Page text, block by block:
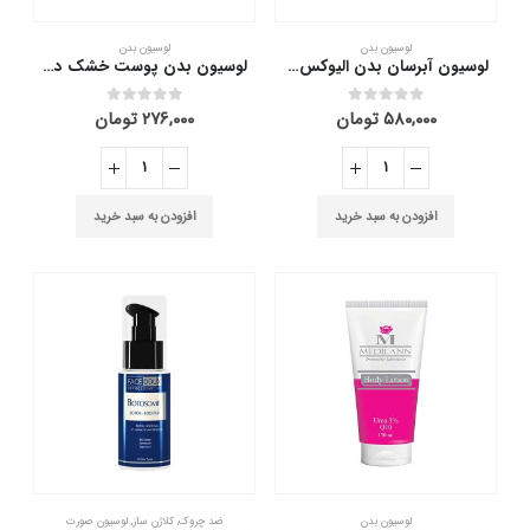
لوسیون بدن
لوسیون آبرسان بدن الیوکس 200 میلی لیتر
۵۸۰,۰۰۰تومان
افزودن به سبد خرید
لوسیون بدن
لوسیون بدن پوست خشک دکتر ژیلا 200 میلی لیتر
۲۷۶,۰۰۰تومان
افزودن به سبد خرید
لوسیون بدن ضد چروک,کلاژن ساز,لوسیون صورت